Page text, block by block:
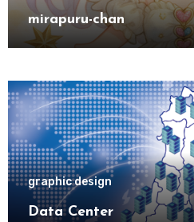
mirapuru-chan
graphic design
Data Center